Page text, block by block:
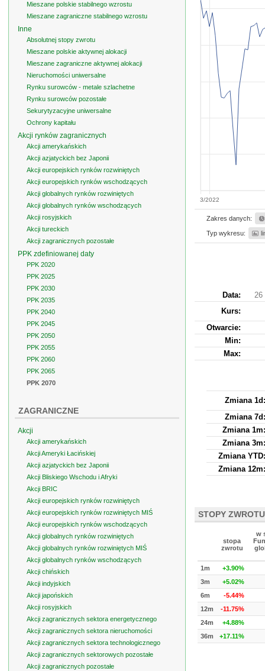
3/2022
Zakres danych:
Typ wykresu:
Data:
26
Kurs:
Otwarcie:
Min:
Max:
Zmiana 1d:
Zmiana 7d:
Zmiana 1m:
Zmiana 3m:
Zmiana YTD:
Zmiana 12m:
STOPY ZWROTU
stopa
zwrotu
w
1m
+3.90%
3m
+5.02%
6m
-5.44%
12m
-11.75%
24m
+4.88%
36m
+17.11%
Mieszane polskie stabilnego wzrostu
Mieszane zagraniczne stabilnego wzrostu
Inne
Absolutnej stopy zwrotu
Mieszane polskie aktywnej alokacji
Mieszane zagraniczne aktywnej alokacji
Nieruchomości uniwersalne
Rynku surowców - metale szlachetne
Rynku surowców pozostałe
Sekurytyzacyjne uniwersalne
Ochrony kapitału
Akcji rynków zagranicznych
Akcji amerykańskich
Akcji azjatyckich bez Japonii
Akcji europejskich rynków rozwiniętych
Akcji europejskich rynków wschodzących
Akcji globalnych rynków rozwiniętych
Akcji globalnych rynków wschodzących
Akcji rosyjskich
Akcji tureckich
Akcji zagranicznych pozostałe
PPK zdefiniowanej daty
PPK 2020
PPK 2025
PPK 2030
PPK 2035
PPK 2040
PPK 2045
PPK 2050
PPK 2055
PPK 2060
PPK 2065
PPK 2070
ZAGRANICZNE
Akcji
Akcji amerykańskich
Akcji Ameryki Łacińskiej
Akcji azjatyckich bez Japonii
Akcji Bliskiego Wschodu i Afryki
Akcji BRIC
Akcji europejskich rynków rozwiniętych
Akcji europejskich rynków rozwiniętych MIŚ
Akcji europejskich rynków wschodzących
Akcji globalnych rynków rozwiniętych
Akcji globalnych rynków rozwiniętych MIŚ
Akcji globalnych rynków wschodzących
Akcji chińskich
Akcji indyjskich
Akcji japońskich
Akcji rosyjskich
Akcji zagranicznych sektora energetycznego
Akcji zagranicznych sektora nieruchomości
Akcji zagranicznych sektora technologicznego
Akcji zagranicznych sektorowych pozostałe
Akcji zagranicznych pozostałe